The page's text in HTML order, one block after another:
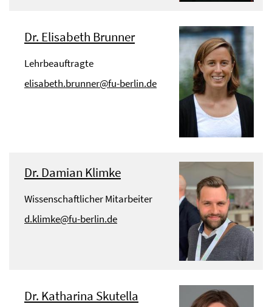
Dr. Elisabeth Brunner
Lehrbeauftragte
elisabeth.brunner@fu-berlin.de
Dr. Damian Klimke
Wissenschaftlicher Mitarbeiter
d.klimke@fu-berlin.de
Dr. Katharina Skutella